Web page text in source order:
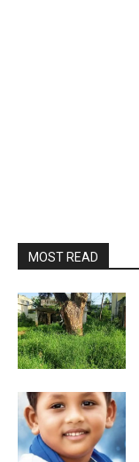
MOST READ